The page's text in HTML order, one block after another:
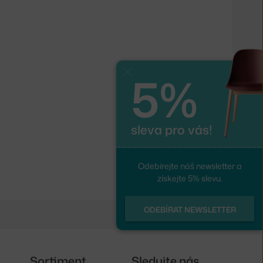
5%
sleva pro vás!
Odebírejte náš newsletter a
získejte 5% slevu.
ODEBÍRAT NEWSLETTER